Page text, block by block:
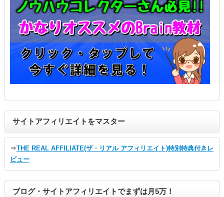
サイトアフィリエイトをマスター
⇒THE REAL AFFILIATE(ザ・リアル アフィリエイト)特別特典付きレ
ビュー
ブログ・サイトアフィリエイトでまずは月5万！